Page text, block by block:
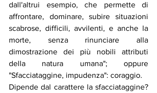
dall'altrui esempio, che permette di
affrontare, dominare, subire situazioni
scabrose, difficili, avvilenti, e anche la
morte, senza rinunciare alla
dimostrazione dei più nobili attributi
della natura umana"; oppure
"Sfacciataggine, impudenza": coraggio.
Dipende dal carattere la sfacciataggine?